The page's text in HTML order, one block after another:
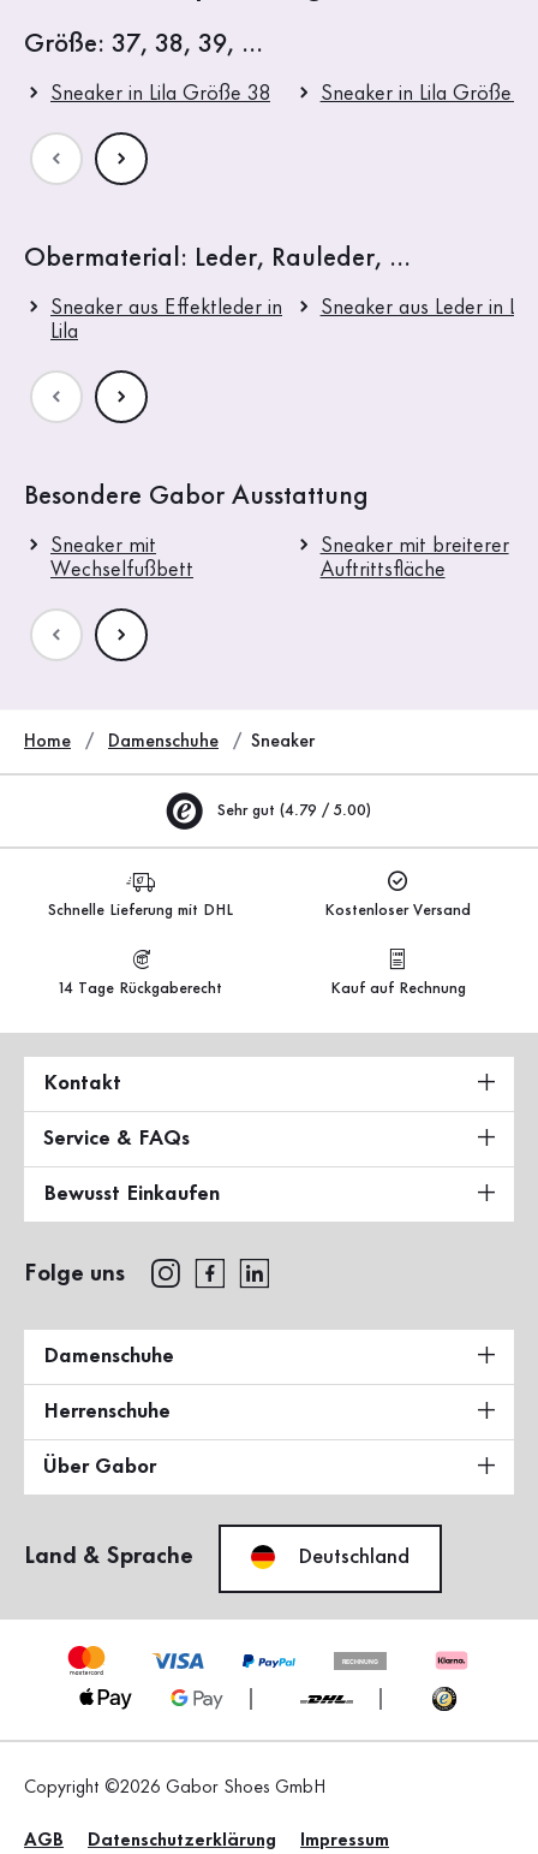
Größe: 37, 38, 39, ...
Sneaker in Lila Größe 38 Sneaker in Lila Größe
Obermaterial: Leder, Rauleder, ...
Sneaker aus Effektleder in
Lila
Sneaker aus Leder in Lila
Besondere Gabor Ausstattung
Sneaker mit
Wechselfußbett
Sneaker mit breiterer
Auftrittsfläche
Home Damenschuhe Sneaker
Sehr gut (4.79 / 5.00)
Schnelle Lieferung mit DHL Kostenloser Versand
14 Tage Rückgaberecht Kauf auf Rechnung
Kontakt
Service & FAQs
Bewusst Einkaufen
Folge uns
Damenschuhe
Herrenschuhe
Über Gabor
Land & Sprache Deutschland
Copyright ©2026 Gabor Shoes GmbH
AGB Datenschutzerklärung Impressum